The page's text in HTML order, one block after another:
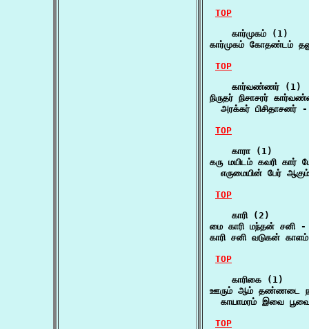
TOP
    கார்முகம் (1)
கார்முகம் கோதண்டம்
TOP
    கார்வண்ணர் (1)
நிருதர் நிசாசரர்
அரக்கர் பிசிதாசனர்
TOP
    காரா (1)
கரு மயிடம் கவரி கார்
எருமையின் பேர்
TOP
    காரி (2)
மை காரி மந்தன் சனி
காரி சனி வடுகன்
TOP
    காரிகை (1)
ஊரும் ஆம் தண்ணடை
காயாமரம் இவை
TOP